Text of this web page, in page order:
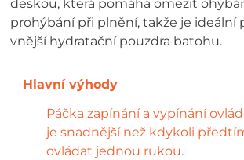
deskou, která pomáhá omezit
prohýbání při plnění, takže je ideální
vnější hydratační pouzdra batohu.
Páčka zapínání a vypínání
je snadnější než kdykoli
ovládat jednou rukou.